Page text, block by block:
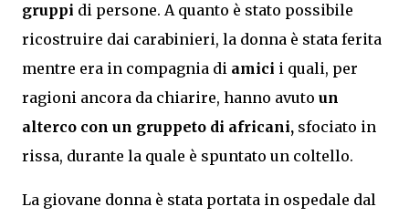
gruppi di persone. A quanto è stato possibile
ricostruire dai carabinieri, la donna è stata ferita
mentre era in compagnia di amici i quali, per
ragioni ancora da chiarire, hanno avuto un
alterco con un gruppeto di africani, sfociato in
rissa, durante la quale è spuntato un coltello.
La giovane donna è stata portata in ospedale dal